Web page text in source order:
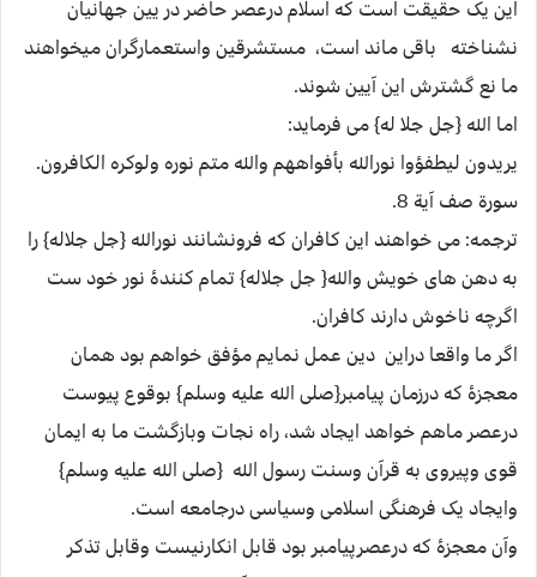
این یک حقیقت است که اسلام درعصر حاضر در یین جهانیان
نشناخته باقی ماند است، مستشرقین واستعمارگران میخواهند
ما نع گشترش این آیین شوند.
اما الله {جل جلا له} می فرماید:
يريدون ليطفؤوا نورالله بأفواههم والله متم نوره ولوکره الکافرون.
سورة صف آیة 8.
ترجمه: می خواهند این کافران که فرونشانند نورالله {جل جلاله} را
به دهن های خویش والله{ جل جلاله} تمام کنندۀ نور خود ست
اگرچه ناخوش دارند کافران.
اگر ما واقعا دراین دین عمل نمایم مؤفق خواهم بود همان
معجزۀ که درزمان پیامبر{صلی الله علیه وسلم} بوقوع پیوست
درعصر ماهم خواهد ایجاد شد، راه نجات وبازگشت ما به ایمان
قوی وپیروی به قرآن وسنت رسول الله {صلی الله علیه وسلم}
وایجاد یک فرهنگی اسلامی وسیاسی درجامعه است.
وآن معجزۀ که درعصرپیامبر بود قابل انکارنیست وقابل تذکر